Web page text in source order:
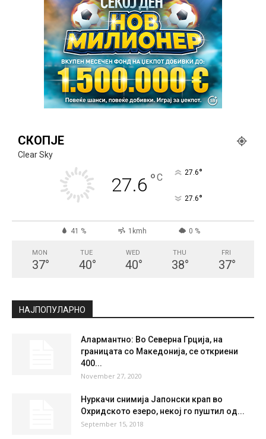
СКОПЈЕ
Clear Sky
27.6 °C 27.6°
27.6°
41 % 1kmh 0 %
MON
37°
TUE
40°
WED
40°
THU
38°
FRI
37°
НАЈПОПУЛАРНО
Алармантно: Во Северна Грција, на
границата со Македонија, се откриени
400...
November 27, 2020
Нуркачи снимија Јапонски крап во
Охридското езеро, некој го пуштил од...
September 15, 2018